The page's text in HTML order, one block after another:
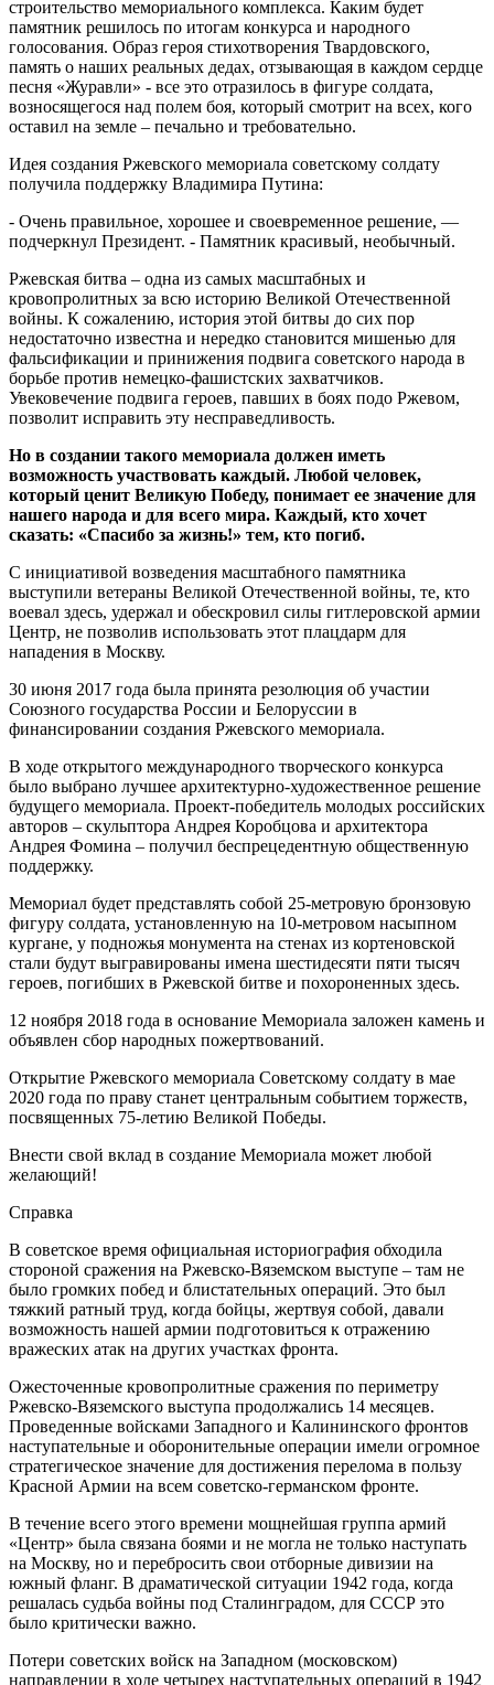
строительство мемориального комплекса. Каким будет
памятник решилось по итогам конкурса и народного
голосования. Образ героя стихотворения Твардовского,
память о наших реальных дедах, отзывающая в каждом сердце
песня «Журавли» - все это отразилось в фигуре солдата,
возносящегося над полем боя, который смотрит на всех, кого
оставил на земле – печально и требовательно.
Идея создания Ржевского мемориала советскому солдату
получила поддержку Владимира Путина:
- Очень правильное, хорошее и своевременное решение, —
подчеркнул Президент. - Памятник красивый, необычный.
Ржевская битва – одна из самых масштабных и
кровопролитных за всю историю Великой Отечественной
войны. К сожалению, история этой битвы до сих пор
недостаточно известна и нередко становится мишенью для
фальсификации и принижения подвига советского народа в
борьбе против немецко-фашистских захватчиков.
Увековечение подвига героев, павших в боях подо Ржевом,
позволит исправить эту несправедливость.
Но в создании такого мемориала должен иметь
возможность участвовать каждый. Любой человек,
который ценит Великую Победу, понимает ее значение для
нашего народа и для всего мира. Каждый, кто хочет
сказать: «Спасибо за жизнь!» тем, кто погиб.
С инициативой возведения масштабного памятника
выступили ветераны Великой Отечественной войны, те, кто
воевал здесь, удержал и обескровил силы гитлеровской армии
Центр, не позволив использовать этот плацдарм для
нападения в Москву.
30 июня 2017 года была принята резолюция об участии
Союзного государства России и Белоруссии в
финансировании создания Ржевского мемориала.
В ходе открытого международного творческого конкурса
было выбрано лучшее архитектурно-художественное решение
будущего мемориала. Проект-победитель молодых российских
авторов – скульптора Андрея Коробцова и архитектора
Андрея Фомина – получил беспрецедентную общественную
поддержку.
Мемориал будет представлять собой 25-метровую бронзовую
фигуру солдата, установленную на 10-метровом насыпном
кургане, у подножья монумента на стенах из кортеновской
стали будут выгравированы имена шестидесяти пяти тысяч
героев, погибших в Ржевской битве и похороненных здесь.
12 ноября 2018 года в основание Мемориала заложен камень и
объявлен сбор народных пожертвований.
Открытие Ржевского мемориала Советскому солдату в мае
2020 года по праву станет центральным событием торжеств,
посвященных 75-летию Великой Победы.
Внести свой вклад в создание Мемориала может любой
желающий!
Справка
В советское время официальная историография обходила
стороной сражения на Ржевско-Вяземском выступе – там не
было громких побед и блистательных операций. Это был
тяжкий ратный труд, когда бойцы, жертвуя собой, давали
возможность нашей армии подготовиться к отражению
вражеских атак на других участках фронта.
Ожесточенные кровопролитные сражения по периметру
Ржевско-Вяземского выступа продолжались 14 месяцев.
Проведенные войсками Западного и Калининского фронтов
наступательные и оборонительные операции имели огромное
стратегическое значение для достижения перелома в пользу
Красной Армии на всем советско-германском фронте.
В течение всего этого времени мощнейшая группа армий
«Центр» была связана боями и не могла не только наступать
на Москву, но и перебросить свои отборные дивизии на
южный фланг. В драматической ситуации 1942 года, когда
решалась судьба войны под Сталинградом, для СССР это
было критически важно.
Потери советских войск на Западном (московском)
направлении в ходе четырех наступательных операций в 1942